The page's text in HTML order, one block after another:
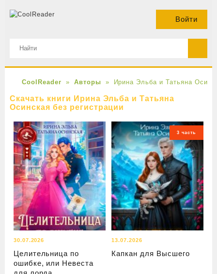
Войти
CoolReader Авторы Ирина Эльба и Татьяна
Скачать книги Ирина Эльба и Татьяна
Осинская без регистрации
30.07.2026
Целительница по
ошибке, или Невеста
3 часть
13.07.2026
Капкан для Высшего